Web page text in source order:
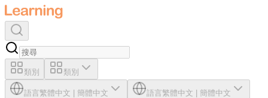
類別 類別
語言繁體中文 簡體中文 語言繁體中文 簡體中文